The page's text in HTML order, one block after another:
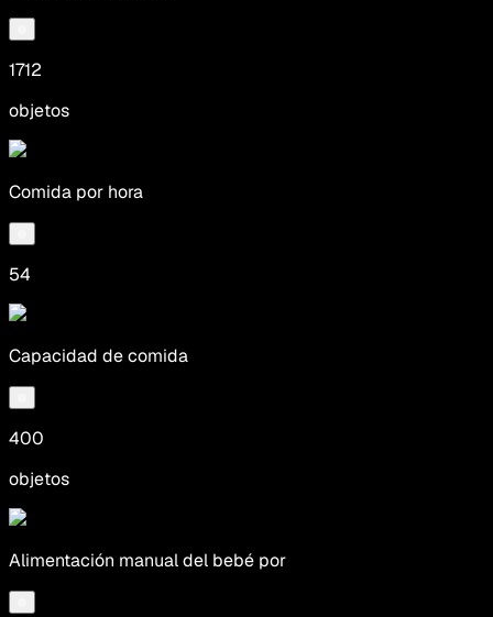
1712
objetos
Comida por hora
54
Capacidad de comida
400
objetos
Alimentación manual del bebé por